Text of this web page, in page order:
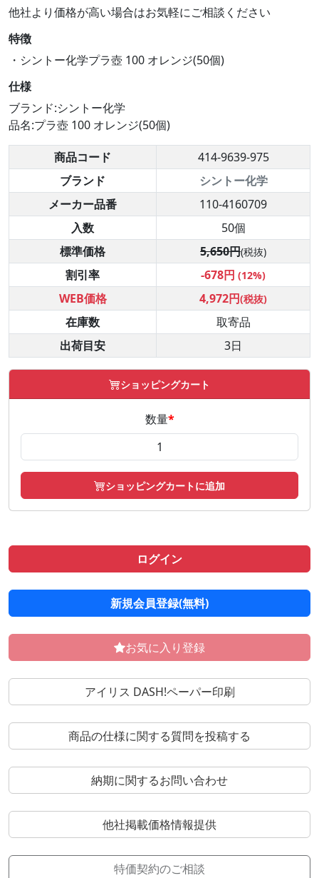
他社より価格が高い場合はお気軽にご相談ください
特徴
・シントー化学プラ壺 100 オレンジ(50個)
仕様
ブランド:シントー化学
品名:プラ壺 100 オレンジ(50個)
商品コード
414-9639-975
ブランド
シントー化学
メーカー品番
110-4160709
入数
50個
標準価格
5,650円(税抜)
割引率 -678円 (12%)
WEB価格 4,972円(税抜)
在庫数
取寄品
出荷目安
3日
ショッピングカート
数量*
ショッピングカートに追加
ログイン
新規会員登録(無料)
お気に入り登録
アイリス DASH!ペーパー印刷
商品の仕様に関する質問を投稿する
納期に関するお問い合わせ
他社掲載価格情報提供
特価契約のご相談